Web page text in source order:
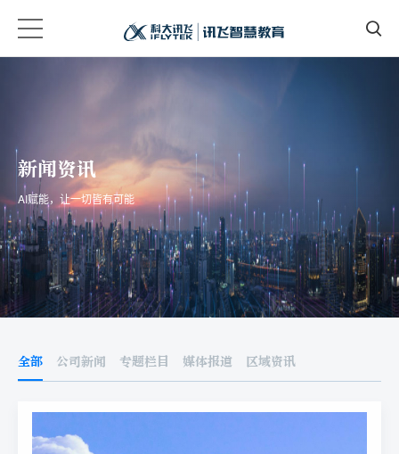
新闻资讯
AI赋能，让一切皆有可能
全部 公司新闻 专题栏目 媒体报道 区域资讯